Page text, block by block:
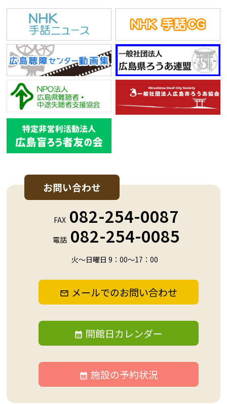
お問い合わせ
FAX 082-254-0087
電話 082-254-0085
火～日曜日 9：00～17：00
メールでのお問い合わせ
開館日カレンダー
施設の予約状況